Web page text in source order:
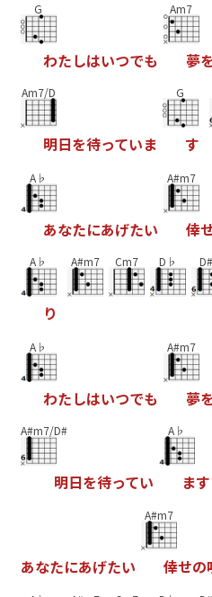
G
わたしはいつでも
Am7
夢
Am7/D
明日を待っていま
G
す
A♭
あなたにあげたい
A#m7
倖
A♭
り
A#m7 Cm7 D♭
A♭
わたしはいつでも
A#m7
夢
A#m7/D#
明日を待ってい
A♭
ます
あなたにあげたい
A#m7
倖せの